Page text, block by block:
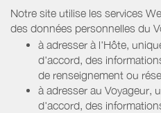
Notre site utilise les services
des données personnelles du
à adresser à l'Hôte,
d'accord, des
de renseignement ou
à adresser au Voyageur,
d'accord, des